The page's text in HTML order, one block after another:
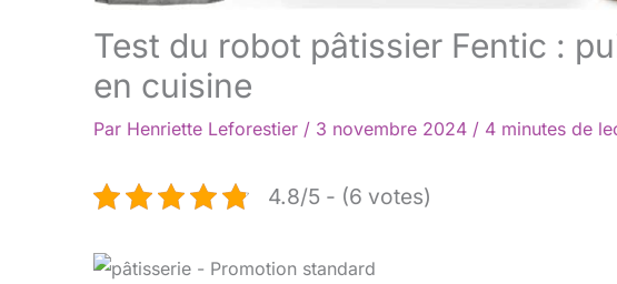
Test du robot pâtissier Fentic :
en cuisine
Par Henriette Leforestier / 3 novembre 2024 / 4 minutes de
4.8/5 - (6 votes)